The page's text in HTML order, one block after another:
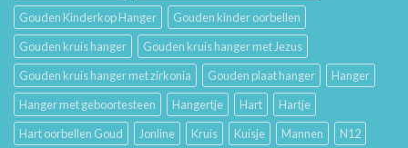
Gouden Kinderkop Hanger
Gouden kinder oorbellen
Gouden kruis hanger
Gouden kruis hanger met Jezus
Gouden kruis hanger met zirkonia
Gouden plaat hanger
Hanger
Hanger met geboortesteen
Hangertje Hart
Hartje
Hart oorbellen Goud
Jonline Kruis Kuisje Mannen
N12